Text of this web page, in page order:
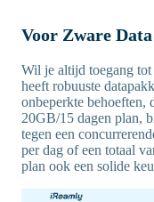
Voor Zware
Wil je altijd toegang tot
heeft robuuste
onbeperkte behoeften,
20GB/15 dagen plan,
tegen een
per dag of een totaal
plan ook een solide